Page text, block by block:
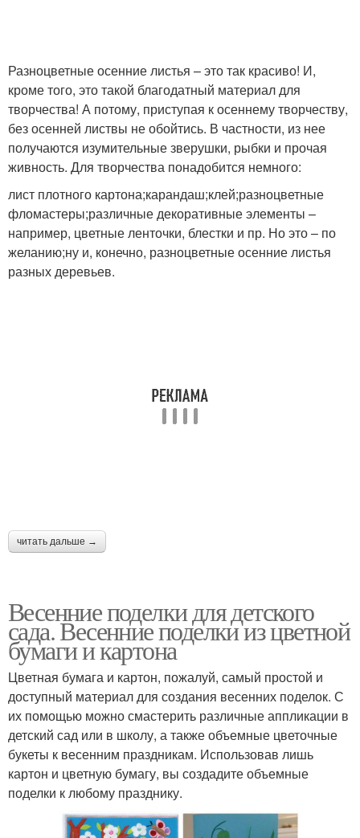
Разноцветные осенние листья – это так красиво! И,
кроме того, это такой благодатный материал для
творчества! А потому, приступая к осеннему творчеству,
без осенней листвы не обойтись. В частности, из нее
получаются изумительные зверушки, рыбки и прочая
живность. Для творчества понадобится немного:
лист плотного картона;карандаш;клей;разноцветные
фломастеры;различные декоративные элементы –
например, цветные ленточки, блестки и пр. Но это – по
желанию;ну и, конечно, разноцветные осенние листья
разных деревьев.
читать дальше →
Весенние поделки для детского
сада. Весенние поделки из цветной
бумаги и картона
Цветная бумага и картон, пожалуй, самый простой и
доступный материал для создания весенних поделок. С
их помощью можно смастерить различные аппликации в
детский сад или в школу, а также объемные цветочные
букеты к весенним праздникам. Использовав лишь
картон и цветную бумагу, вы создадите объемные
поделки к любому празднику.